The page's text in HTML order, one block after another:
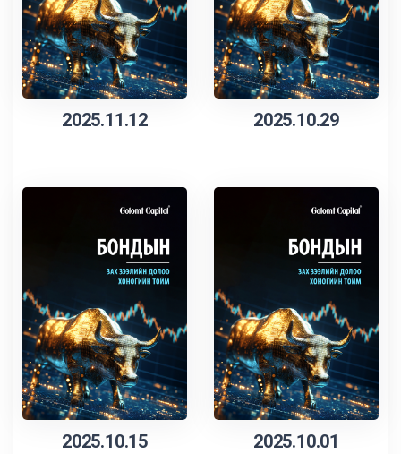
2025.11.12 2025.10.29
2025.10.15 2025.10.01